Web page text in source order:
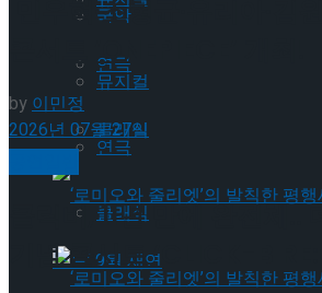
연극
클래식
국악
뮤지컬
연극
클래식
민우혁·조형균·유리아·김
콘서트 ‘ONEPIECE’ 개최!
by이민정
2026년 07월 27일
클릭비, 11년 만에 완전체
기념 콘서트 ‘CLICK-B